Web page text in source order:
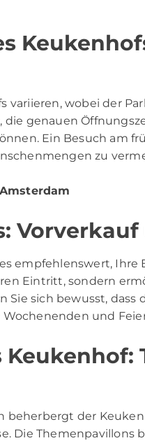
variieren, wobei der
die genauen
Ein Besuch am
zu
empfehlenswert, Ihre
Eintritt, sondern
Sie sich bewusst, dass
und
beherbergt der
Die Themenpavillons